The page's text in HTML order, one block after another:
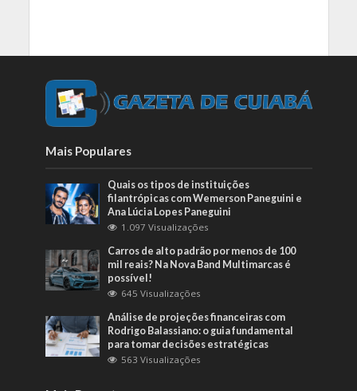
Mais Populares
Quais os tipos de instituições
filantrópicas com Wemerson Paneguini e
Ana Lúcia Lopes Paneguini
1.097 Visualizações
Carros de alto padrão por menos de 100
mil reais? Na Nova Band Multimarcas é
possível!
645 Visualizações
Análise de projeções financeiras com
Rodrigo Balassiano: o guia fundamental
para tomar decisões estratégicas
563 Visualizações